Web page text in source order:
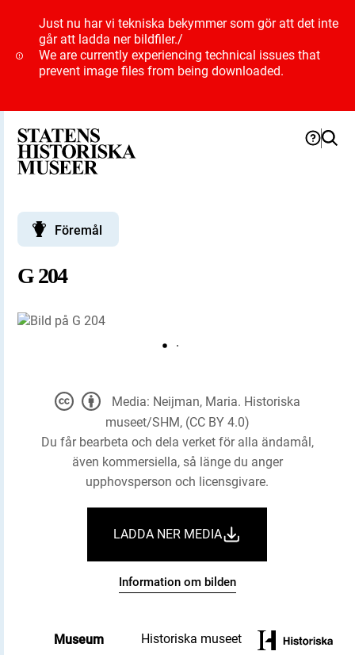
Just nu har vi tekniska bekymmer som gör att det inte
går att ladda ner bildfiler./
We are currently experiencing technical issues that
prevent image files from being downloaded.
Föremål
G 204
Museum Historiska museet
Media: Neijman, Maria. Historiska
museet/SHM, (CC BY 4.0)
Du får bearbeta och dela verket för alla ändamål,
även kommersiella, så länge du anger
upphovsperson och licensgivare.
LADDA NER MEDIA
Information om bilden